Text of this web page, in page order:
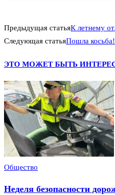
Предыдущая статьяК летнему
Следующая статьяПошла косьба!
ЭТО МОЖЕТ БЫТЬ
Общество
Неделя безопасности